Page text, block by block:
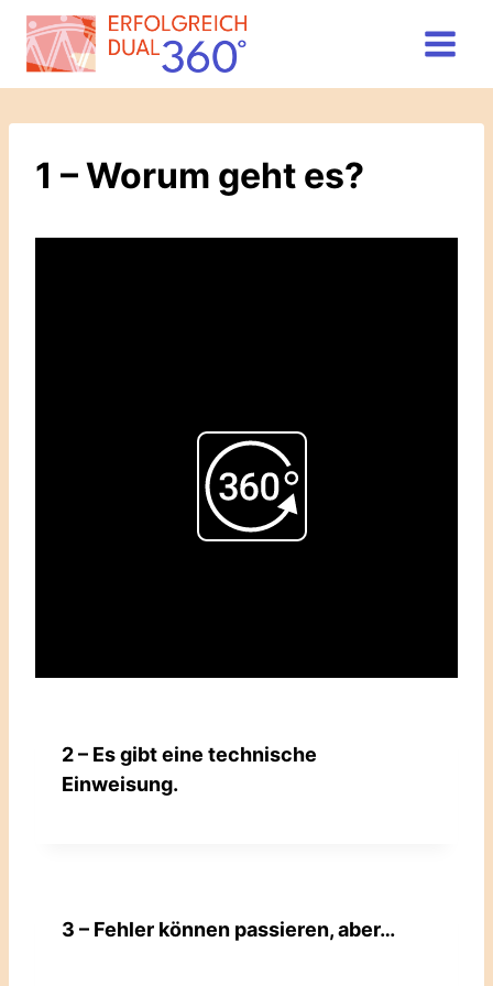
Zum
Inhalt
springen
1 – Worum geht es?
Play
2 – Es gibt eine technische
Einweisung.
3 – Fehler können passieren, aber…